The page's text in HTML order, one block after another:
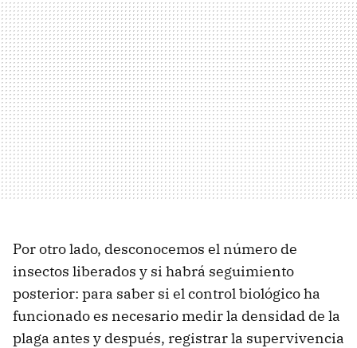
Por otro lado, desconocemos el número de
insectos liberados y si habrá seguimiento
posterior: para saber si el control biológico ha
funcionado es necesario medir la densidad de la
plaga antes y después, registrar la supervivencia